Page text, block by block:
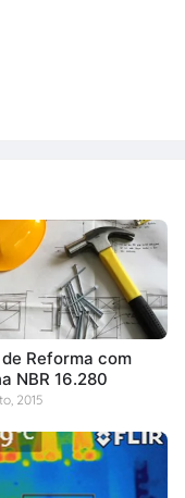
Reforma com
NBR 16.280
2015